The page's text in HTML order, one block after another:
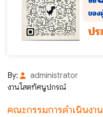
By:
administrator
งานโสตทัศนูปกรณ์
คณะกรรมการดำเนินงาน